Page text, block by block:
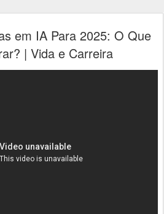
em IA Para 2025: O Que
| Vida e Carreira